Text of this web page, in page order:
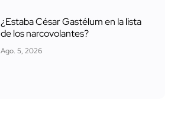
¿Estaba César Gastélum en la lista
de los narcovolantes?
Ago. 5, 2026